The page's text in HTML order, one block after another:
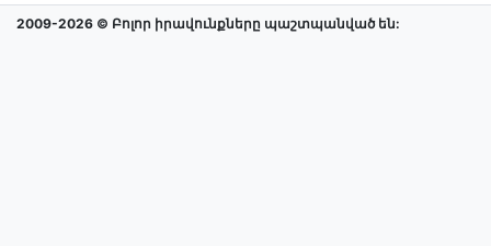
2009-2026 © Բոլոր իրավունքները պաշտպանված են: